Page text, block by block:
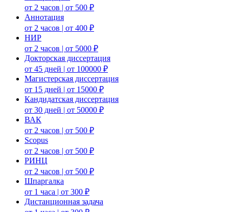
от 2 часов | от 500 ₽
Аннотация
от 2 часов | от 400 ₽
НИР
от 2 часов | от 5000 ₽
Докторская диссертация
от 45 дней | от 100000 ₽
Магистерская диссертация
от 15 дней | от 15000 ₽
Кандидатская диссертация
от 30 дней | от 50000 ₽
ВАК
от 2 часов | от 500 ₽
Scopus
от 2 часов | от 500 ₽
РИНЦ
от 2 часов | от 500 ₽
Шпаргалка
от 1 часа | от 300 ₽
Дистанционная задача